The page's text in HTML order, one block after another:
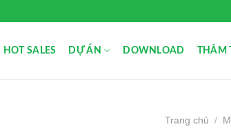
HOT SALES DỰ ÁN DOWNLOAD THẢM
Trang chủ /